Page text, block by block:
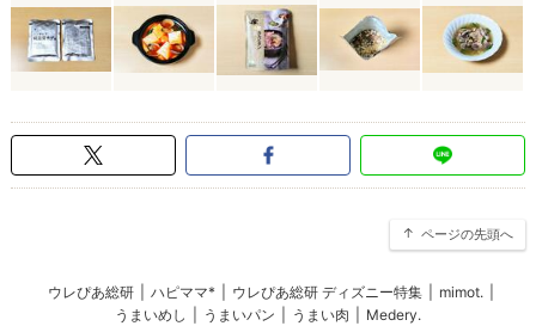
ページの先頭へ
ウレぴあ総研 ハピママ* ウレぴあ総研 ディズニー特集 mimot.
うまいめし
うまいパン うまい肉 Medery.